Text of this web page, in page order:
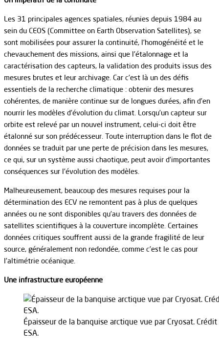
Les 31 principales agences spatiales, réunies depuis 1984 au
sein du CEOS (Committee on Earth Observation Satellites), se
sont mobilisées pour assurer la continuité, l’homogénéité et le
chevauchement des missions, ainsi que l’étalonnage et la
caractérisation des capteurs, la validation des produits issus des
mesures brutes et leur archivage. Car c’est là un des défis
essentiels de la recherche climatique : obtenir des mesures
cohérentes, de manière continue sur de longues durées, afin d’en
nourrir les modèles d’évolution du climat. Lorsqu’un capteur sur
orbite est relevé par un nouvel instrument, celui-ci doit être
étalonné sur son prédécesseur. Toute interruption dans le flot de
données se traduit par une perte de précision dans les mesures,
ce qui, sur un système aussi chaotique, peut avoir d’importantes
conséquences sur l’évolution des modèles.
Malheureusement, beaucoup des mesures requises pour la
détermination des ECV ne remontent pas à plus de quelques
années ou ne sont disponibles qu’au travers des données de
satellites scientifiques à la couverture incomplète. Certaines
données critiques souffrent aussi de la grande fragilité de leur
source, généralement non redondée, comme c’est le cas pour
l’altimétrie océanique.
Une infrastructure européenne
Épaisseur de la banquise arctique vue par Cryosat. Crédit
ESA.